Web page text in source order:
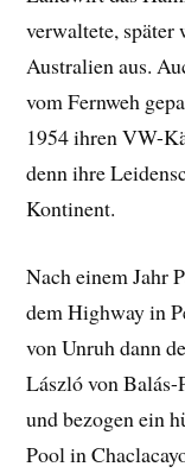
verwaltete, später
Australien aus.
vom Fernweh
1954 ihren VW-
denn ihre
Kontinent.
Nach einem Jahr
dem Highway in
von Unruh dann
László von
und bezogen ein
Pool in